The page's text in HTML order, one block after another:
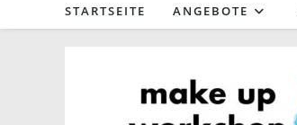
STARTSEITE ANGEBOTE